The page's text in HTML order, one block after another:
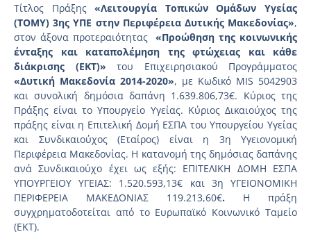
Τίτλος Πράξης«Λειτουργία Τοπικών Ομάδων Υγείας
(ΤΟΜΥ) 3ης ΥΠΕ στην Περιφέρεια Δυτικής Μακεδονίας»,
στον άξονα προτεραιότητας«Προώθηση της κοινωνικής
ένταξης και καταπολέμηση της φτώχειας και κάθε
διάκρισης (ΕΚΤ)» του Επιχειρησιακού Προγράμματος
«Δυτική Μακεδονία 2014-2020», με Κωδικό MIS 5042903
και συνολική δημόσια δαπάνη 1.639.806,73€. Κύριος της
Πράξης είναι το Υπουργείο Υγείας. Κύριος Δικαιούχος της
πράξης είναι η Επιτελική Δομή ΕΣΠΑ του Υπουργείου Υγείας
και Συνδικαιούχος (Εταίρος) είναι η 3η Υγειονομική
Περιφέρεια Μακεδονίας. Η κατανομή της δημόσιας δαπάνης
ανά Συνδικαιούχο έχει ως εξής: ΕΠΙΤΕΛΙΚΗ ΔΟΜΗ ΕΣΠΑ
ΥΠΟΥΡΓΕΙΟΥ ΥΓΕΙΑΣ: 1.520.593,13€ και 3η ΥΓΕΙΟΝΟΜΙΚΗ
ΠΕΡΙΦΕΡΕΙΑ ΜΑΚΕΔΟΝΙΑΣ 119.213,60€. Η πράξη
συγχρηματοδοτείται από το Ευρωπαϊκό Κοινωνικό Ταμείο
(ΕΚΤ).